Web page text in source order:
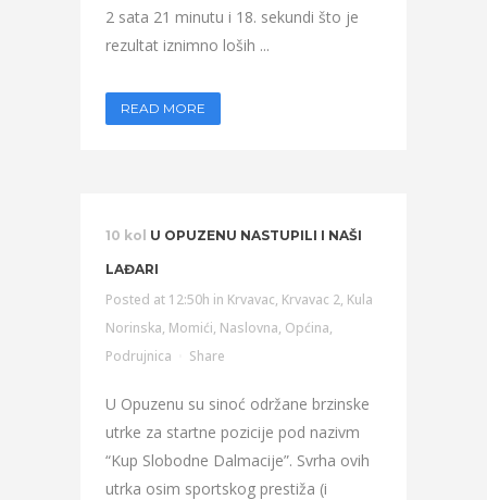
2 sata 21 minutu i 18. sekundi što je
rezultat iznimno loših ...
READ MORE
10 kol U OPUZENU NASTUPILI I NAŠI
LAĐARI
Posted at 12:50h in Krvavac, Krvavac 2, Kula
Norinska, Momići, Naslovna, Općina,
Podrujnica
Share
U Opuzenu su sinoć održane brzinske
utrke za startne pozicije pod nazivm
“Kup Slobodne Dalmacije”. Svrha ovih
utrka osim sportskog prestiža (i